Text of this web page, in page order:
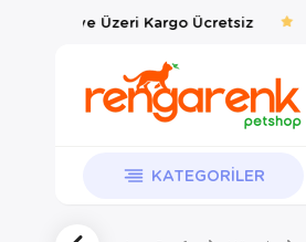
TL ve Üzeri Kargo Ücretsiz
KATEGORILER